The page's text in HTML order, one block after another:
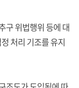
구 위법행위 등에 대
처리 기조를 유지